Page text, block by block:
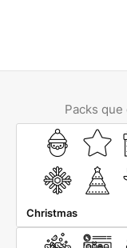
Packs
Christmas